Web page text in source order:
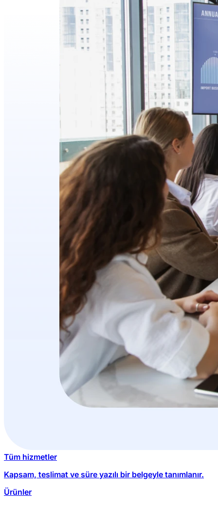
Tüm hizmetler
Kapsam, teslimat ve süre yazılı bir belgeyle tanımlanır.
Ürünler